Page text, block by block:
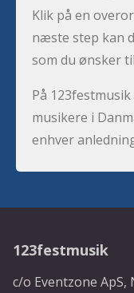
Klik på en
næste step kan
som du ønsker
På
musikere i
enhver
123festmusik
c/o Eventzone ApS,